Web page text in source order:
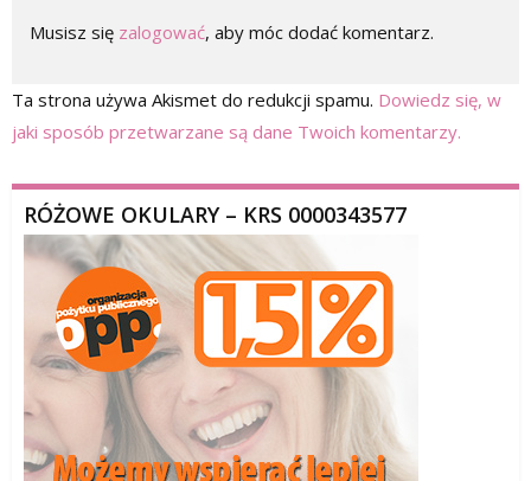
Musisz się zalogować, aby móc dodać komentarz.
Ta strona używa Akismet do redukcji spamu. Dowiedz się, w
jaki sposób przetwarzane są dane Twoich komentarzy.
RÓŻOWE OKULARY – KRS 0000343577